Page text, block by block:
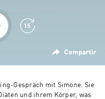
Compartir
Gespräch mit Simone. Sie
und ihrem Körper, was